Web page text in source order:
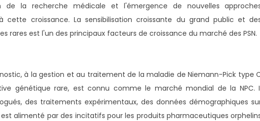
de la recherche médicale et l'émergence de nouvelles
cette croissance. La sensibilisation croissante du grand public et
rares est l'un des principaux facteurs de croissance du marché des PSN.
à la gestion et au traitement de la maladie de Niemann-Pick type
génétique rare, est connu comme le marché mondial de la NPC.
des traitements expérimentaux, des données démographiques
alimenté par des incitatifs pour les produits pharmaceutiques